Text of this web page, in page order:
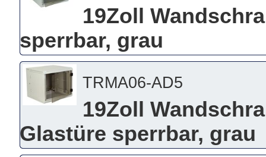
19Zoll
sperrbar, grau
TRMA06-AD5
19Zoll
Glastüre sperrbar, grau